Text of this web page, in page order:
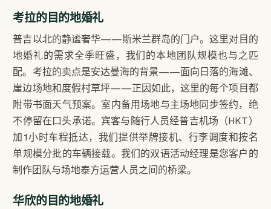
考拉的目的地婚礼
普吉以北的静谧奢华——斯米兰群岛的门户。这里对目的
地婚礼的需求全季旺盛，我们的本地团队规模也与之匹
配。考拉的卖点是安达曼海的背景——面向日落的海滩、
崖边场地和度假村草坪——正因如此，这里的每个项目都
附带书面天气预案。室内备用场地与主场地同步签约，绝
不停留在口头承诺。宾客与随行人员经普吉机场（HKT）
加1小时车程抵达，我们提供举牌接机、行李调度和按名
单规模分批的车辆接载。我们的双语活动经理是您客户的
制作团队与场地泰方运营人员之间的桥梁。
华欣的目的地婚礼